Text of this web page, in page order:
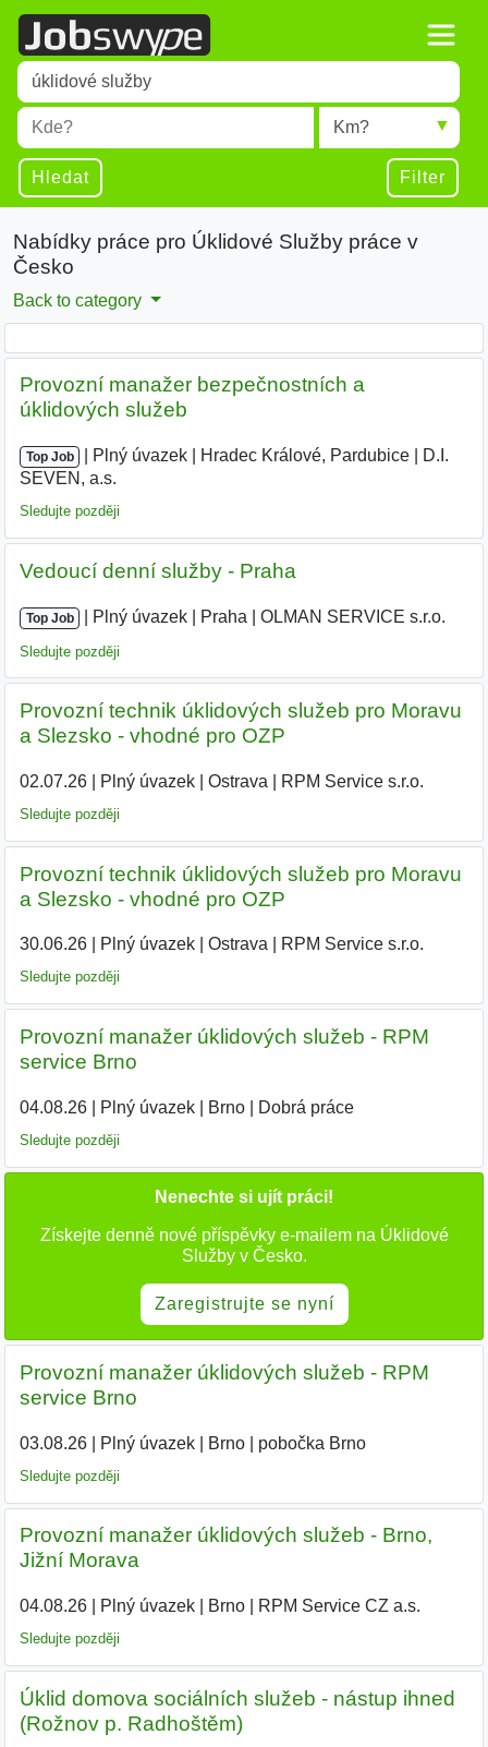
Title
Type 1 or more characters for results.
Místo
Type 1 or more characters for results.
Radius
Hledat Filter
Nabídky práce pro Úklidové Služby práce v
Česko
Back to category
Provozní manažer bezpečnostních a
úklidových služeb
Top Job Plný úvazek Hradec Králové, Pardubice
D.I.
SEVEN, a.s.
Sledujte později
Vedoucí denní služby - Praha
Top Job Plný úvazek Praha OLMAN SERVICE s.r.o.
Sledujte později
Provozní technik úklidových služeb pro Moravu
a Slezsko - vhodné pro OZP
02.07.26| Plný úvazek| Ostrava RPM Service s.r.o.
Sledujte později
Provozní technik úklidových služeb pro Moravu
a Slezsko - vhodné pro OZP
30.06.26| Plný úvazek| Ostrava RPM Service s.r.o.
Sledujte později
Provozní manažer úklidových služeb - RPM
service Brno
04.08.26| Plný úvazek| Brno| Dobrá práce
Sledujte později
Nenechte si ujít práci!
Získejte denně nové příspěvky e-mailem na Úklidové
Služby v Česko.
Zaregistrujte se nyní
Provozní manažer úklidových služeb - RPM
service Brno
03.08.26| Plný úvazek| Brno| pobočka Brno
Sledujte později
Provozní manažer úklidových služeb - Brno,
Jižní Morava
04.08.26| Plný úvazek| Brno| RPM Service CZ a.s.
Sledujte později
Úklid domova sociálních služeb - nástup ihned
(Rožnov p. Radhoštěm)